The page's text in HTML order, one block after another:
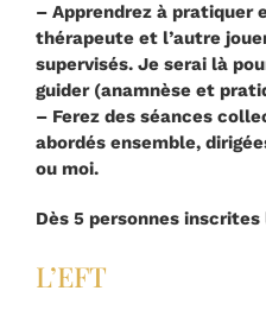
– Apprendrez à pratiquer
thérapeute et l’autre
supervisés. Je serai là
guider (anamnèse et
– Ferez des séances
abordés ensemble,
ou moi.
Dès 5 personnes
L’EFT